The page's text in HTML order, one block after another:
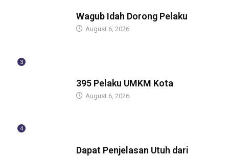
Wagub Idah Dorong Pelaku
August 6, 2026
3
395 Pelaku UMKM Kota
August 6, 2026
4
Dapat Penjelasan Utuh dari